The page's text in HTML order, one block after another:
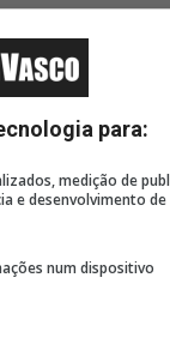
9 minutos
10 meses, Vasco tem
para:
medição de
e desenvolvimento de
num dispositivo